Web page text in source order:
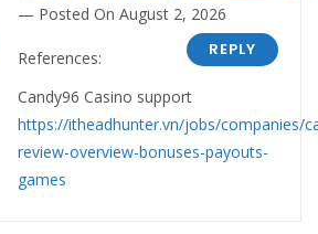
Posted On August 2, 2026
REPLY
References:
Candy96 Casino support
https://itheadhunter.vn/jobs/companies/
review-overview-bonuses-payouts-
games